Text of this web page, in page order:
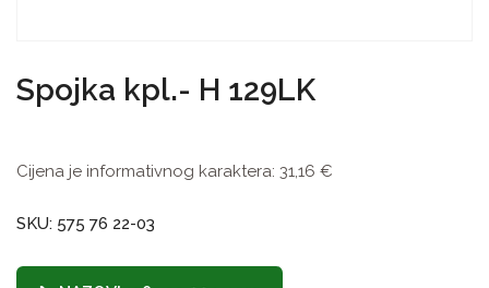
Spojka kpl.- H 129LK
Cijena je informativnog karaktera: 31,16 €
SKU: 575 76 22-03